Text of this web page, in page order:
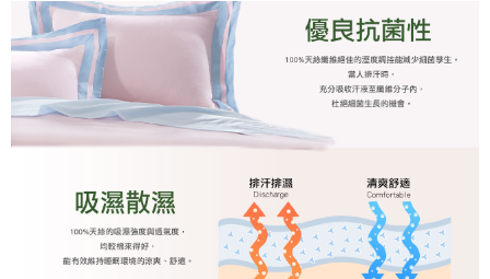
任。
４．使用「AFTEE先享後付」時，將依據個別帳號之用戶狀況，依本公司即
時審查核予不同之上限額度；若仍有額度不足之情形，本公司將視審查結果
請求用戶進行身份認證。
５．嚴禁一人註冊多個帳號或使用他人資訊註冊。若發現惡意使用之情形，
恩沛科技股份有限公司將有權停止該用戶之使用額度並採取法律行動。